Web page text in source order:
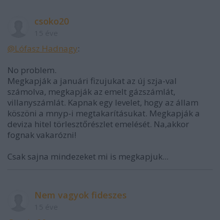
csoko20
@Lófasz Hadnagy:
No problem.
Megkapják a januári fizujukat az új szja-val
számolva, megkapják az emelt gázszámlát,
villanyszámlát. Kapnak egy levelet, hogy az állam
köszöni a mnyp-i megtakarításukat. Megkapják a
deviza hitel törlesztőrészlet emelését. Na,akkor
fognak vakarózni!
Csak sajna mindezeket mi is megkapjuk...
Nem vagyok fideszes